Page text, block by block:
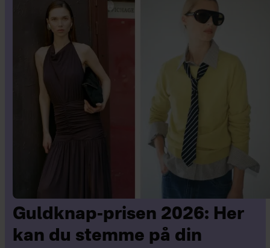
Guldknap-prisen 2026: Her
kan du stemme på din